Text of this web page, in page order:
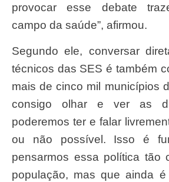
provocar esse debate
campo da saúde”, afirmou.
Segundo ele, conversar diretamente com os
técnicos das SES é também
mais de cinco mil municípios
consigo olhar e ver as
poderemos ter e falar
ou não possível. Isso é
pensarmos essa política tão
população, mas que ainda